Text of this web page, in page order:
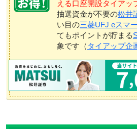
える口座開設タイアッ
抽選資金が不要の松井
い目の三菱UFJ eスマ
てもポイントが貯まる
象です（ タイアップ企